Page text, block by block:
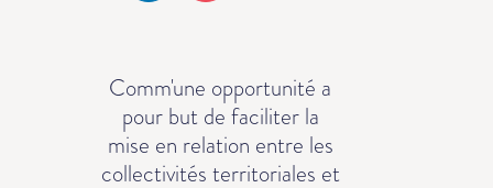
Comm'une opportunité a
pour but de faciliter la
mise en relation entre les
collectivités territoriales et